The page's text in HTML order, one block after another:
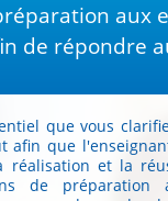
aux
de répondre
que vous
afin que
réalisation et la
de préparation